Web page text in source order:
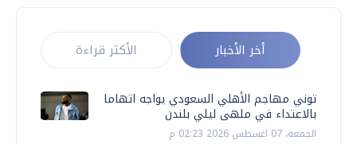
أخر الأخبار الأكثر قراءة
توني مهاجم الأهلي السعودي يواجه اتهاما
بالاعتداء في ملهى ليلي بلندن
الجمعة، 07 اغسطس 2026 02:23 م